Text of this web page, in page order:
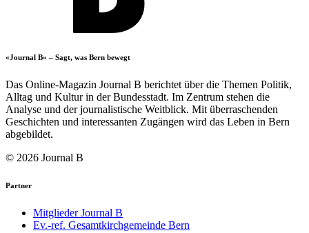
«Journal B» – Sagt, was Bern bewegt
Das Online-Magazin Journal B berichtet über die Themen Politik,
Alltag und Kultur in der Bundesstadt. Im Zentrum stehen die
Analyse und der journalistische Weitblick. Mit überraschenden
Geschichten und interessanten Zugängen wird das Leben in Bern
abgebildet.
© 2026 Journal B
Partner
Mitglieder Journal B
Ev.-ref. Gesamtkirchgemeinde Bern